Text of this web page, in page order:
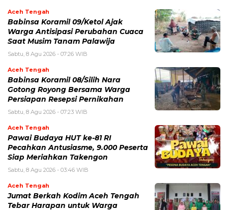
Aceh Tengah
‎Babinsa Koramil 09/Ketol Ajak
Warga Antisipasi Perubahan Cuaca
Saat Musim Tanam Palawija
Sabtu, 8 Agu 2026 - 07:26 WIB
Aceh Tengah
‎Babinsa Koramil 08/Silih Nara
Gotong Royong Bersama Warga
Persiapan Resepsi Pernikahan
Sabtu, 8 Agu 2026 - 07:23 WIB
Aceh Tengah
Pawai Budaya HUT ke-81 RI
Pecahkan Antusiasme, 9.000 Peserta
Siap Meriahkan Takengon
Sabtu, 8 Agu 2026 - 03:46 WIB
Aceh Tengah
Jumat Berkah Kodim Aceh Tengah
Tebar Harapan untuk Warga